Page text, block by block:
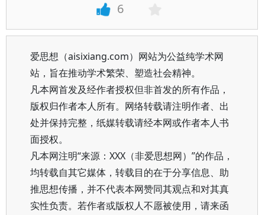
6
爱思想（aisixiang.com）网站为公益纯学术网
站，旨在推动学术繁荣、塑造社会精神。
凡本网首发及经作者授权但非首发的所有作品，
版权归作者本人所有。网络转载请注明作者、出
处并保持完整，纸媒转载请经本网或作者本人书
面授权。
凡本网注明“来源：XXX（非爱思想网）”的作品，
均转载自其它媒体，转载目的在于分享信息、助
推思想传播，并不代表本网赞同其观点和对其真
实性负责。若作者或版权人不愿被使用，请来函